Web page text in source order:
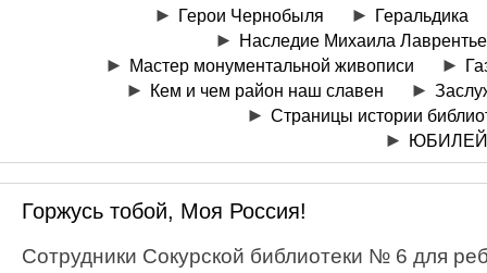
Герои Чернобыля
Геральдика
Наследие Михаила
Мастер монументальной живописи
Кем и чем район наш славен
Страницы истории
Горжусь тобой, Моя Россия!
Сотрудники Сокурской библиотеки № 6 для